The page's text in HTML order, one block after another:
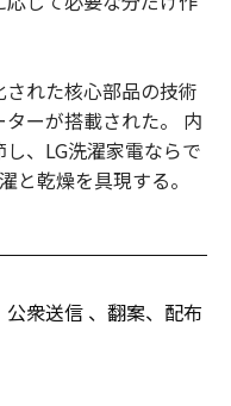
れた核心部品の技術
ーが搭載された。 内
、LG洗濯家電ならで
と乾燥を具現する。
衆送信 、翻案、配布